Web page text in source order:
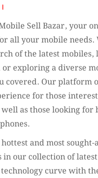
।
Sell Bazar, your
all your mobile
of the latest mobiles,
exploring a diverse
covered. Our platform
for those
well as those looking
and most
in our collection of
curve with